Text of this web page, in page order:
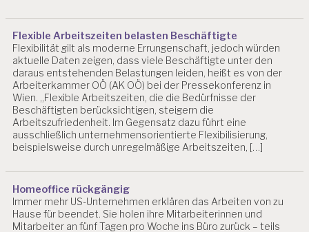
P
S
Y
C
H
O
L
O
G
IE
R
B
EI
T
S
Flexible Arbeitszeiten belasten Beschäftigte
Flexibilität gilt als moderne Errungenschaft, jedoch würden
aktuelle Daten zeigen, dass viele Beschäftigte unter den
daraus entstehenden Belastungen leiden, heißt es von der
Arbeiterkammer OÖ (AK OÖ) bei der Pressekonferenz in
Wien. „Flexible Arbeitszeiten, die die Bedürfnisse der
Beschäftigten berücksichtigen, steigern die
Arbeitszufriedenheit. Im Gegensatz dazu führt eine
ausschließlich unternehmensorientierte Flexibilisierung,
beispielsweise durch unregelmäßige Arbeitszeiten, […]
Homeoffice rückgängig
Immer mehr US-Unternehmen erklären das Arbeiten von zu
Hause für beendet. Sie holen ihre Mitarbeiterinnen und
Mitarbeiter an fünf Tagen pro Woche ins Büro zurück – teils